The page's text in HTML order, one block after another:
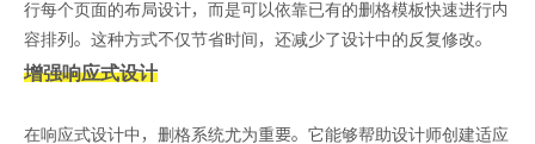
行每个页面的布局设计，而是可以依靠已有的删格模板快速进行内
容排列。这种方式不仅节省时间，还减少了设计中的反复修改。
增强响应式设计
在响应式设计中，删格系统尤为重要。它能够帮助设计师创建适应